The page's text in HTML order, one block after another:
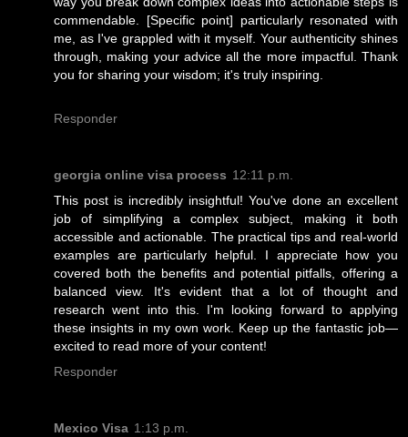
commendable. [Specific point] particularly resonated with
me, as I've grappled with it myself. Your authenticity shines
through, making your advice all the more impactful. Thank
you for sharing your wisdom; it's truly inspiring.
Responder
georgia online visa process 12:11 p.m.
This post is incredibly insightful! You've done an excellent
job of simplifying a complex subject, making it both
accessible and actionable. The practical tips and real-world
examples are particularly helpful. I appreciate how you
covered both the benefits and potential pitfalls, offering a
balanced view. It's evident that a lot of thought and
research went into this. I'm looking forward to applying
these insights in my own work. Keep up the fantastic job—
excited to read more of your content!
Responder
Mexico Visa 1:13 p.m.